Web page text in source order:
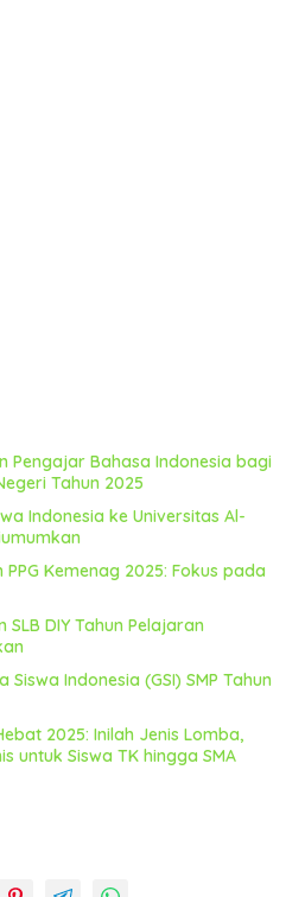
Pengajar Bahasa Indonesia bagi
Tahun 2025
Indonesia ke Universitas Al-
Kemenag 2025: Fokus pada
SLB DIY Tahun Pelajaran
Indonesia (GSI) SMP Tahun
2025: Inilah Jenis Lomba,
untuk Siswa TK hingga SMA